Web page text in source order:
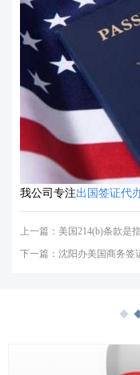
我公司专注出国签证代
上一篇： 美国214(b)条款是
下一篇： 沈阳办美国商务签